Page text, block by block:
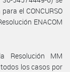
el CONCURSO
ENACOM
Resolución MM
los casos por